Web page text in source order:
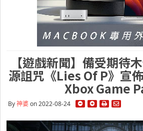
【遊戲新聞】備受期待
源詛咒《Lies Of P》宣
Xbox Game
By神婆on 2022-08-24